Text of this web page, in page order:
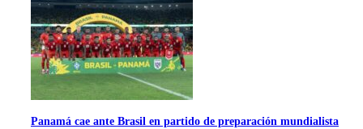
Panamá cae ante Brasil en partido de preparación mundialista